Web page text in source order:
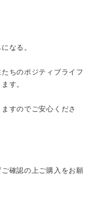
なる。
ちのポジティブライフ
す。
すのでご安心くださ
確認の上ご購入をお願